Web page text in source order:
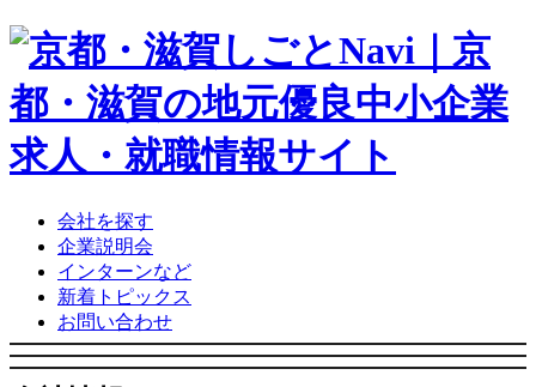
会社を探す
企業説明会
インターンなど
新着トピックス
お問い合わせ